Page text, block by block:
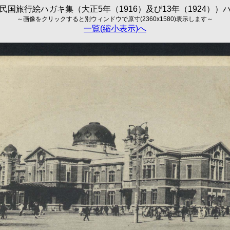
国旅行絵ハガキ集（大正5年（1916）及び13年（1924））
～画像をクリックすると別ウィンドウで原寸(2360x1580)表示します～
一覧(縮小表示)へ